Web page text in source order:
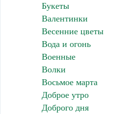
Букеты
Валентинки
Весенние цветы
Вода и огонь
Военные
Волки
Восьмое марта
Доброе утро
Доброго дня